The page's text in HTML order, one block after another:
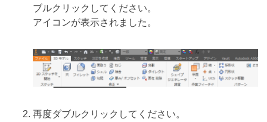
ブルクリックしてください。
アイコンが表示されました。
再度ダブルクリックしてください。